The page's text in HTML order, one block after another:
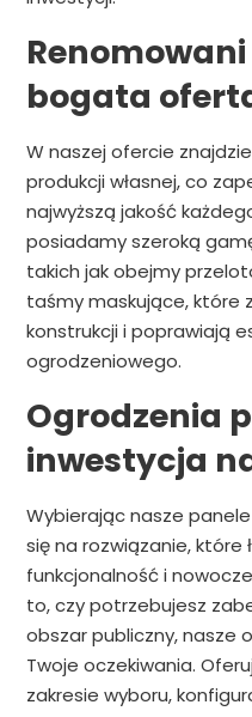
bogata
W naszej ofercie
produkcji własnej, co
najwyższą jakość
posiadamy szeroką
takich jak obejmy
taśmy maskujące, które
konstrukcji i poprawiają
ogrodzeniowego.
Ogrodzenia
inwestycja
Wybierając nasze
się na rozwiązanie, które
funkcjonalność i
to, czy potrzebujesz
obszar publiczny, nasze
Twoje oczekiwania.
zakresie wyboru,